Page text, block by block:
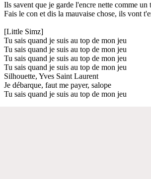
Ils savent que je garde l'encre nette comme un
Fais le con et dis la mauvaise chose, ils vont
[Little Simz]
Tu sais quand je suis au top de mon jeu
Tu sais quand je suis au top de mon jeu
Tu sais quand je suis au top de mon jeu
Tu sais quand je suis au top de mon jeu
Silhouette, Yves Saint Laurent
Je débarque, faut me payer, salope
Tu sais quand je suis au top de mon jeu